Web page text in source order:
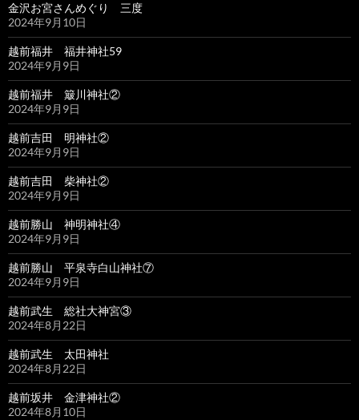
金沢お宮さんめぐり 三度
2024年9月10日
越前福井 福井神社59
2024年9月9日
越前福井 簸川神社②
2024年9月9日
越前吉田 明神社②
2024年9月9日
越前吉田 柴神社②
2024年9月9日
越前勝山 神明神社④
2024年9月9日
越前勝山 平泉寺白山神社⑦
2024年9月9日
越前武生 総社大神宮③
2024年8月22日
越前武生 太田神社
2024年8月22日
越前坂井 金津神社②
2024年8月10日